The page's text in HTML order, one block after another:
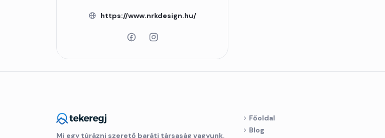
https://www.nrkdesign.hu/
Mi egy túrázni szerető baráti társaság vagyunk,
Főoldal
Blog